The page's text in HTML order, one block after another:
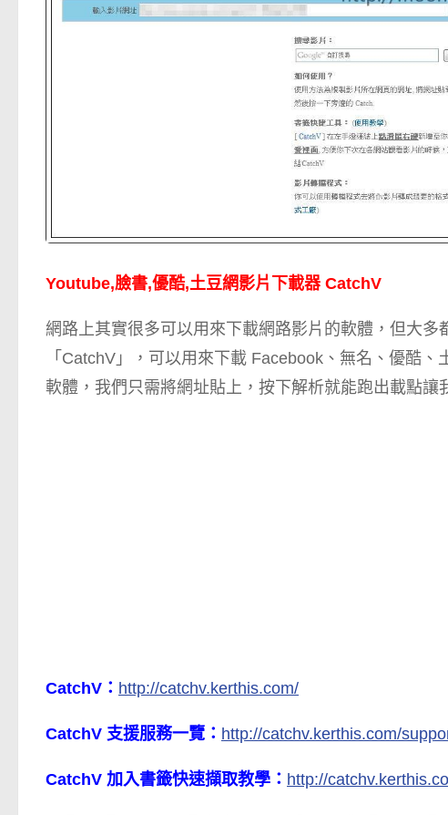
Youtube,臉書,優酷,土豆網影片下載器 CatchV
網路上其實很多可以用來下載網路影片的軟體，但大
「CatchV」，可以用來下載 Facebook、無名、優酷
軟體，我們只需將網址貼上，按下解析就能跑出載點讓
CatchV： http://catchv.kerthis.com/
CatchV 支援服務一覽： http://catchv.kerthis.com/
CatchV 加入書籤快速擷取教學： http://